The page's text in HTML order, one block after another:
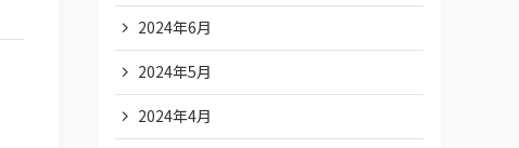
2024年6月
2024年5月
2024年4月